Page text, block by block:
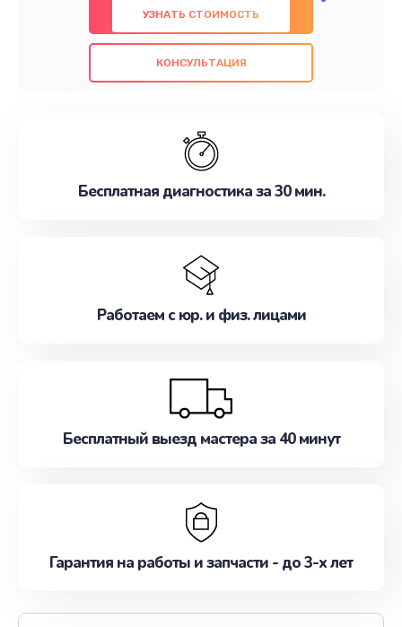
использованием оригинальных компонентов, а
также гарантируем качество всех
проведенных работ. Наша цель - предоставить
наилучшим образом. Не медлите записаться на
УЗНАТЬ СТОИМОСТЬ
КОНСУЛЬТАЦИЯ
Бесплатная диагностика за 30 мин.
Работаем с юр. и физ. лицами
Бесплатный выезд мастера за 40 минут
Гарантия на работы и запчасти - до 3-х лет